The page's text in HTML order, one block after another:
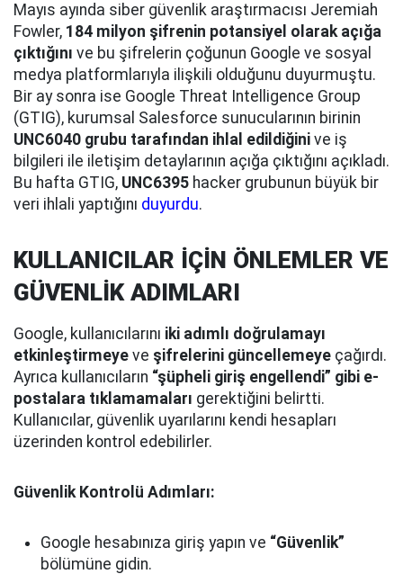
Mayıs ayında siber güvenlik araştırmacısı Jeremiah
Fowler, 184 milyon şifrenin potansiyel olarak açığa
çıktığını ve bu şifrelerin çoğunun Google ve sosyal
medya platformlarıyla ilişkili olduğunu duyurmuştu.
Bir ay sonra ise Google Threat Intelligence Group
(GTIG), kurumsal Salesforce sunucularının birinin
UNC6040 grubu tarafından ihlal edildiğini ve iş
bilgileri ile iletişim detaylarının açığa çıktığını açıkladı.
Bu hafta GTIG, UNC6395 hacker grubunun büyük bir
veri ihlali yaptığını duyurdu.
KULLANICILAR İÇİN ÖNLEMLER VE
GÜVENLİK ADIMLARI
Google, kullanıcılarını iki adımlı doğrulamayı
etkinleştirmeye ve şifrelerini güncellemeye çağırdı.
Ayrıca kullanıcıların “şüpheli giriş engellendi” gibi e-
postalara tıklamamaları gerektiğini belirtti.
Kullanıcılar, güvenlik uyarılarını kendi hesapları
üzerinden kontrol edebilirler.
Güvenlik Kontrolü Adımları:
Google hesabınıza giriş yapın ve “Güvenlik”
bölümüne gidin.